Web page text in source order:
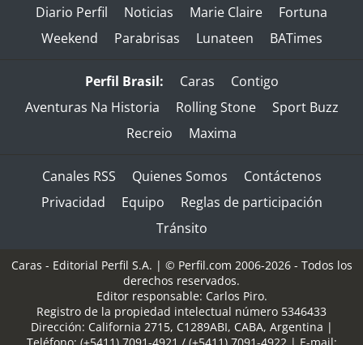
Diario Perfil Noticias Marie Claire
Fortuna
Weekend
Parabrisas Lunateen BATimes
Perfil Brasil: Caras
Contigo
Aventuras Na Historia
Rolling Stone
Sport Buzz
Recreio
Maxima
Canales RSS Quienes Somos
Contáctenos
Privacidad
Equipo
Reglas de participación
Tránsito
Caras - Editorial Perfil S.A. | © Perfil.com 2006-2026 - Todos los
derechos reservados.
Editor responsable: Carlos Piro.
Registro de la propiedad intelectual número 5346433
Dirección: California 2715, C1289ABI, CABA, Argentina |